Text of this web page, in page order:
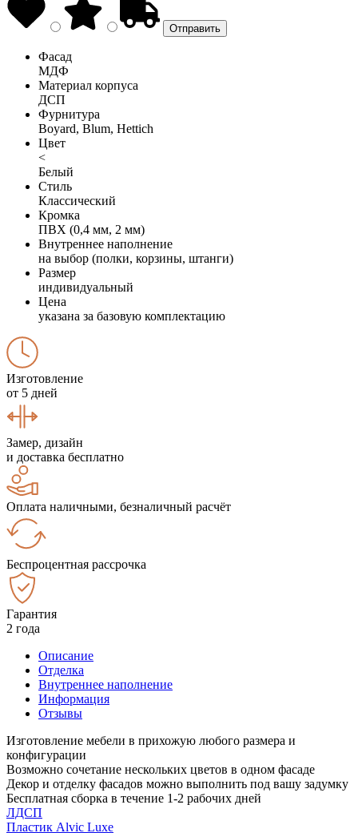
Фасад
МДФ
Материал корпуса
ДСП
Фурнитура
Boyard, Blum, Hettich
Цвет
<
Белый
Стиль
Классический
Кромка
ПВХ (0,4 мм, 2 мм)
Внутреннее наполнение
на выбор (полки, корзины, штанги)
Размер
индивидуальный
Цена
указана за базовую комплектацию
Изготовление
от 5 дней
Замер, дизайн
и доставка бесплатно
Оплата наличными, безналичный расчёт
Беспроцентная рассрочка
Гарантия
2 года
Описание
Отделка
Внутреннее наполнение
Информация
Отзывы
Изготовление мебели в прихожую любого размера и
конфигурации
Возможно сочетание нескольких цветов в одном фасаде
Декор и отделку фасадов можно выполнить под вашу задумку
Бесплатная сборка в течение 1-2 рабочих дней
ЛДСП
Пластик Alvic Luxe